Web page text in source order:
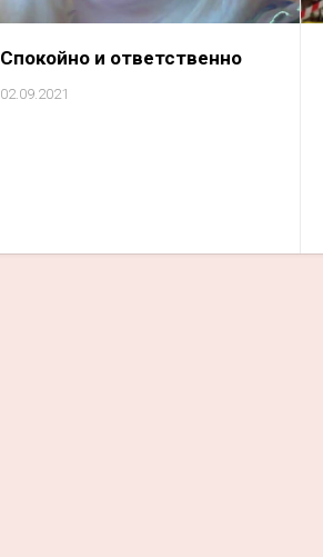
Спокойно и ответственно
02.09.2021